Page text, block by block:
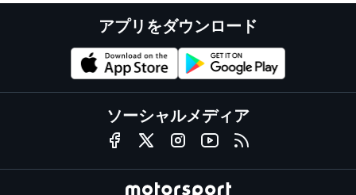
アプリをダウンロード
ソーシャルメディア